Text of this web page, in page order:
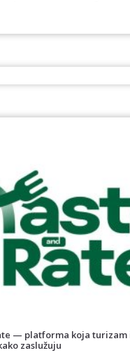
— platforma koja turizam
zaslužuju